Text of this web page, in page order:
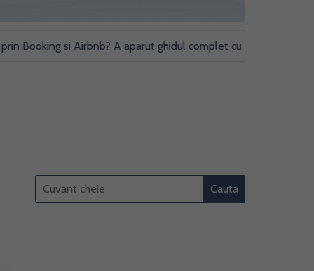
si Airbnb? A aparut ghidul complet cu obligatii fiscale si